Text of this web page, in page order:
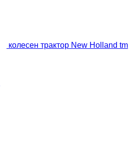
колесен трактор New Holland tm